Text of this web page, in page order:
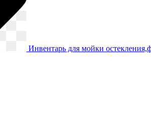
Инвентарь для мойки